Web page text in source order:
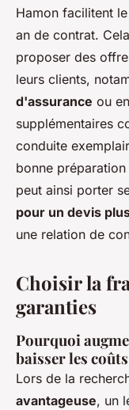
Hamon facilitent
an de contrat.
proposer des
leurs clients,
d'assurance ou
supplémentaires
conduite
bonne
peut ainsi porter
pour un devis
une relation de
Choisir la
garanties
Pourquoi
baisser les coûts
Lors de la
avantageuse, un